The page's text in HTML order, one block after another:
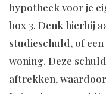
hypotheek voor je
box 3. Denk hierbij
studieschuld, of
woning. Deze
aftrekken,